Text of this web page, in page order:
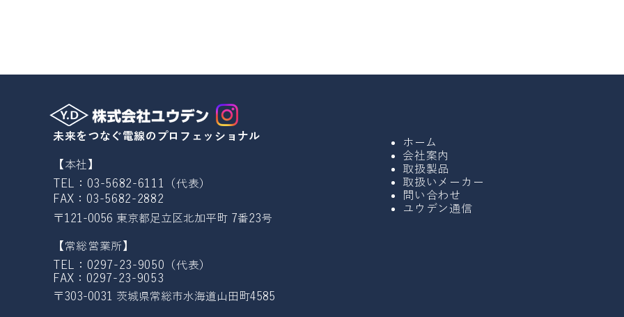
​未来をつなぐ電線のプロフェッショナル
【本社】
TEL：03-5682-6111（代表）
FAX：03-5682-2882
〒121-0056 東京都足立区北加平町 7番23号
【常総営業所】
TEL：0297-23-9050（代表）
FAX：0297-23-9053
​〒303-0031 茨城県常総市水海道山田町4585
ホーム
会社案内
取扱製品
取扱いメーカー
問い合わせ
ユウデン通信